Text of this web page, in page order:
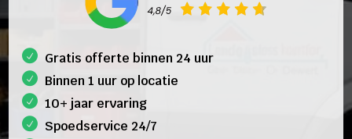
Gratis offerte binnen 24 uur
Binnen 1 uur op locatie
10+ jaar ervaring
Spoedservice 24/7